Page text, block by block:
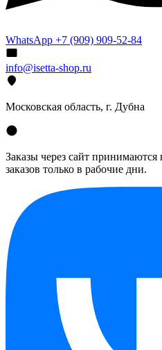
WhatsApp +7 (909) 909-52-84
info@isetta-shop.ru
Московская область, г. Дубна
Заказы через сайт принимаются
заказов только в рабочие дни.